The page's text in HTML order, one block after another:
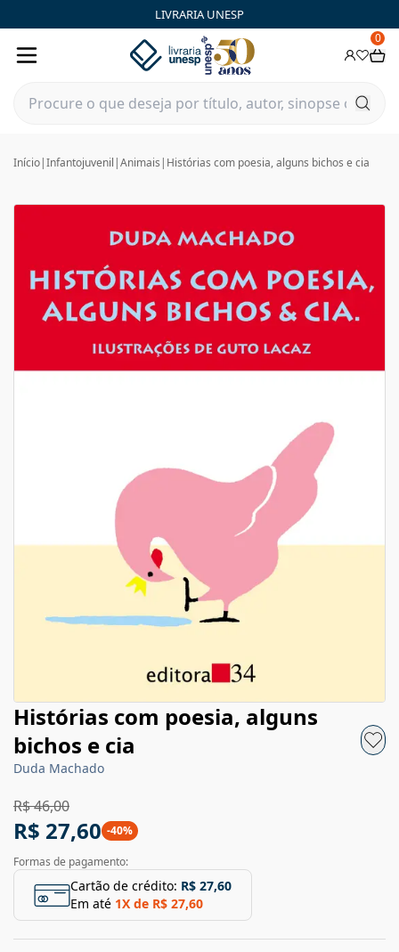
LIVRARIA UNESP
0
Início|Infantojuvenil |Animais | Histórias com poesia, alguns bichos e cia
Histórias com poesia, alguns
bichos e cia
Duda Machado
R$ 46,00
R$ 27,60 -40%
Formas de pagamento:
Cartão de crédito: R$ 27,60
Em até 1X de R$ 27,60